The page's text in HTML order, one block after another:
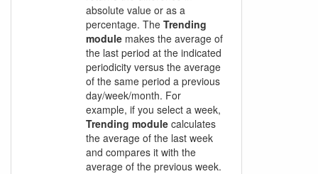
absolute value or as a
percentage. The Trending
module makes the average of
the last period at the indicated
periodicity versus the average
of the same period a previous
day/week/month. For
example, if you select a week,
Trending module calculates
the average of the last week
and compares it with the
average of the previous week.